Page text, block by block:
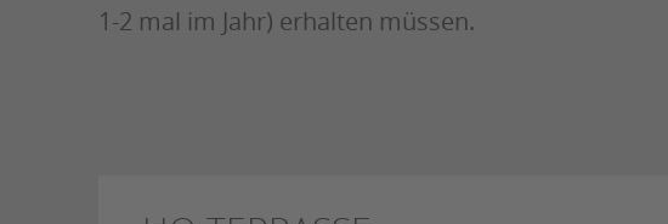
1-2 mal im Jahr) erhalten müssen.